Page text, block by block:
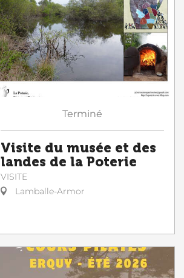
Terminé
Visite du musée et des
landes de la Poterie
VISITE
Lamballe-Armor